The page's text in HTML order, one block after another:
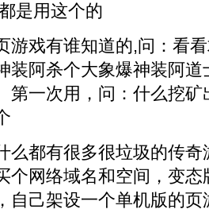
是用这个的
游戏有谁知道的,问：看
装阿杀个大象爆神装阿
第一次用，问：什么挖
么都有很多很垃圾的传
个网络域名和空间，变
自己架设一个单机版的